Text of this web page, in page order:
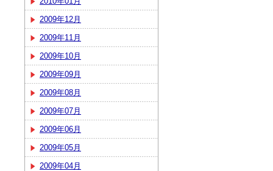
2009年12月
2009年11月
2009年10月
2009年09月
2009年08月
2009年07月
2009年06月
2009年05月
2009年04月